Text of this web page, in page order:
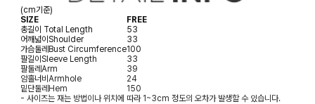
(cm기준)
SIZE
FREE
총길이 Total Length
53
어깨넓이Shoulder
33
가슴둘레Bust Circumference100
팔길이Sleeve Length
33
팔둘레Arm
39
암홀너비Armhole
24
밑단둘레Hem
150
- 사이즈는 재는 방법이나 위치에 따라 1~3cm 정도의 오차가 발생할 수 있습니다.